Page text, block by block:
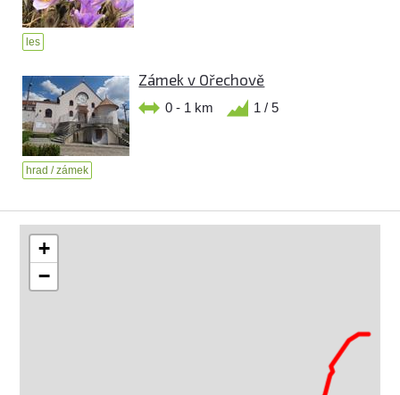
les
Zámek v Ořechově
0 - 1 km 1 / 5
hrad / zámek
+
−